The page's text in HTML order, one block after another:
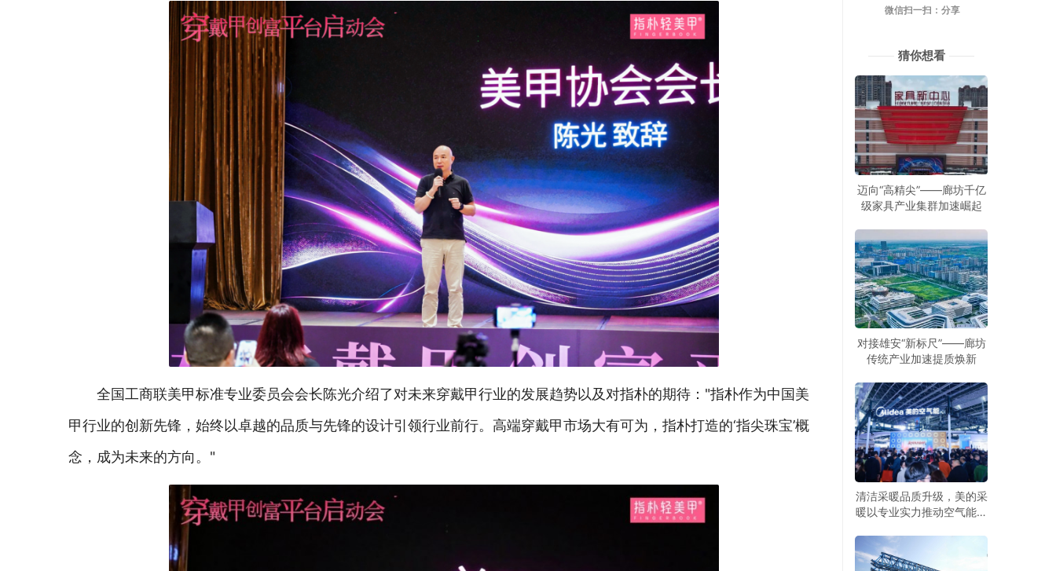
全国工商联美甲标准专业委员会会长陈光介绍了对未来穿戴甲行业的发展趋势以及对指朴的期待："指朴作为中国美
甲行业的创新先锋，始终以卓越的品质与先锋的设计引领行业前行。高端穿戴甲市场大有可为，指朴打造的‘指尖珠宝’概
念，成为未来的方向。"
微信扫一扫：分享
猜你想看
迈向“高精尖”——廊坊千亿
级家具产业集群加速崛起
对接雄安“新标尺”——廊坊
传统产业加速提质焕新
清洁采暖品质升级，美的采
暖以专业实力推动空气能热